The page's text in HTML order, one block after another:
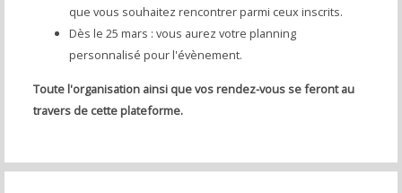
que vous souhaitez rencontrer parmi ceux inscrits.
Dès le 25 mars : vous aurez votre planning
personnalisé pour l'évènement.
Toute l'organisation ainsi que vos rendez-vous se feront au
travers de cette plateforme.